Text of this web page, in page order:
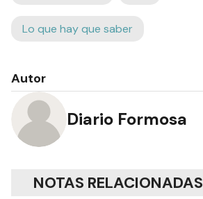
Lo que hay que saber
Autor
Diario Formosa
NOTAS RELACIONADAS